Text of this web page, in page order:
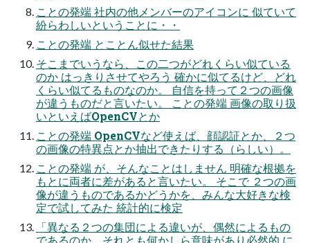
ことの発端 社内の他メンバーのアイコンに 似ていて
紛らわしいということに・・
ことの発端 とことん似せた結果
そこまでいうなら、この二つがどれくらい似ている
のか はっきりさせてやろう 確かに似てるけど、どれ
くらい似てるものなのか。 自信を持って２つの画像
が違うものだと言いたい。 ことの発端 画像の取り扱
いといえばOpenCVとか
ことの発端 OpenCVなど使えば、顔認証とか、２つ
の画像の特異点とか抽出できたりする（らしい）。
ことの発端 が、そんなことはしません 明確な根拠を
もとに両者に差があると言いたい。 そこで ２つの画
像が違うものであるかどうかを、みんな大好きな検
定で試してみた 統計的に検定
「異なる２つの集団による違いが、偶然によるもの
であるのか、それとも何かしら意味があり必然的 に